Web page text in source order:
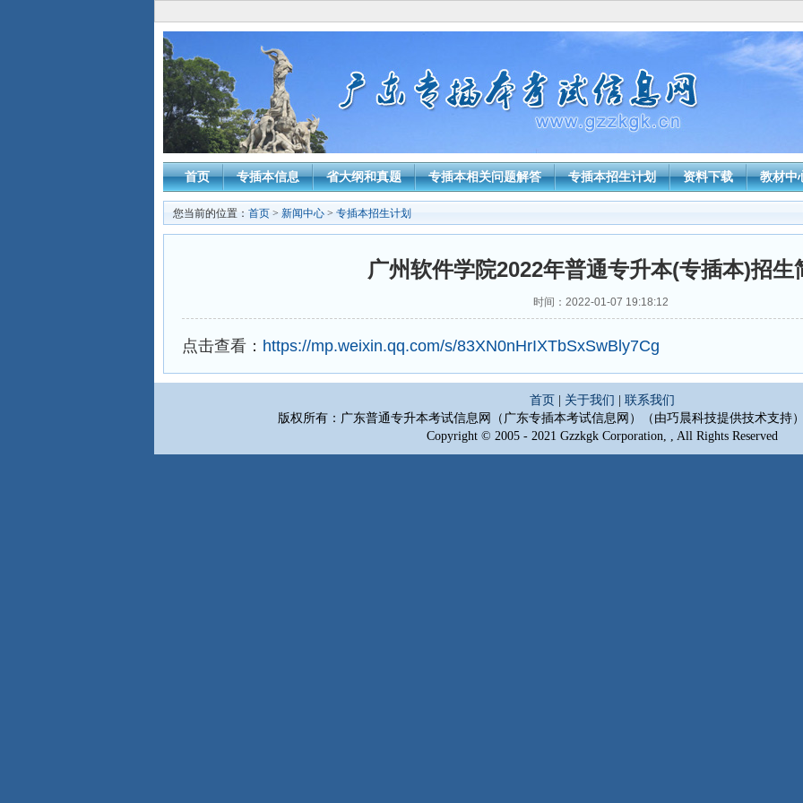
首页 专插本信息 省大纲和真题 专插本相关问题解答 专插本招生计划 资料下载 教材中
您当前的位置： 首页 > 新闻中心 > 专插本招生计划
广州软件学院2022年普通专升本(专插本)招生
时间：2022-01-07 19:18:12
点击查看： https://mp.weixin.qq.com/s/83XN0nHrIXTbSxSwBly7Cg
首页 关于我们
联系我们
版权所有：广东普通专升本考试信息网（广东专插本考试信息网）（由巧晨科技提供技术支持）
Copyright © 2005 - 2021 Gzzkgk Corporation, , All Rights Reserved